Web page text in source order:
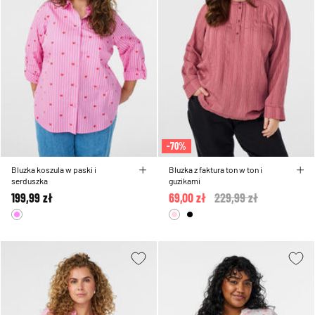
Bluzka koszula w paski i
serduszka
199,99 zł
-70%
Bluzka z faktura ton w ton i
guzikami
Price reduced from
229,99 zł
69,00 zł